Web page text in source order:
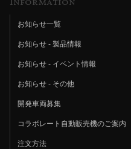
Information
お知らせ一覧
お知らせ - 製品情報
お知らせ - イベント情報
お知らせ - その他
開発車両募集
コラボレート自動販売機のご案内
注文方法